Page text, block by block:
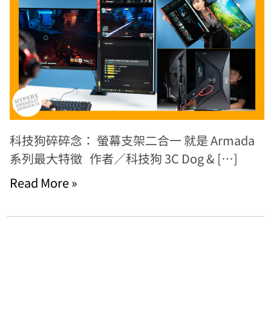
科技狗碎碎念： 螢幕支架二合一 就是 Armada
系列最大特徵 作者／科技狗 3C Dog & […]
Read More »